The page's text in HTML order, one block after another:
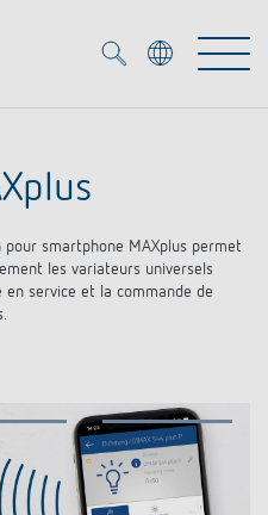
et de mouvement
de la lumière
DALI-2
pour smartphone MAXplus permet
les variateurs universels
en service et la commande de